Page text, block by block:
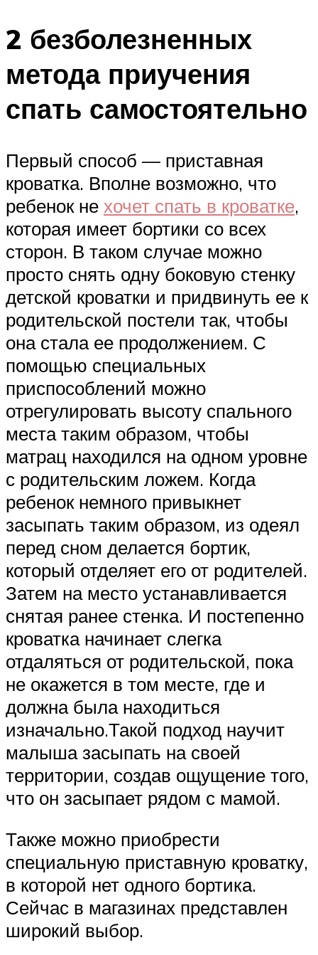
2 безболезненных
метода приучения
спать самостоятельно
Первый способ — приставная
кроватка. Вполне возможно, что
ребенок не хочет спать в кроватке,
которая имеет бортики со всех
сторон. В таком случае можно
просто снять одну боковую стенку
детской кроватки и придвинуть ее к
родительской постели так, чтобы
она стала ее продолжением. С
помощью специальных
приспособлений можно
отрегулировать высоту спального
места таким образом, чтобы
матрац находился на одном уровне
с родительским ложем. Когда
ребенок немного привыкнет
засыпать таким образом, из одеял
перед сном делается бортик,
который отделяет его от родителей.
Затем на место устанавливается
снятая ранее стенка. И постепенно
кроватка начинает слегка
отдаляться от родительской, пока
не окажется в том месте, где и
должна была находиться
изначально.Такой подход научит
малыша засыпать на своей
территории, создав ощущение того,
что он засыпает рядом с мамой.
Также можно приобрести
специальную приставную кроватку,
в которой нет одного бортика.
Сейчас в магазинах представлен
широкий выбор.